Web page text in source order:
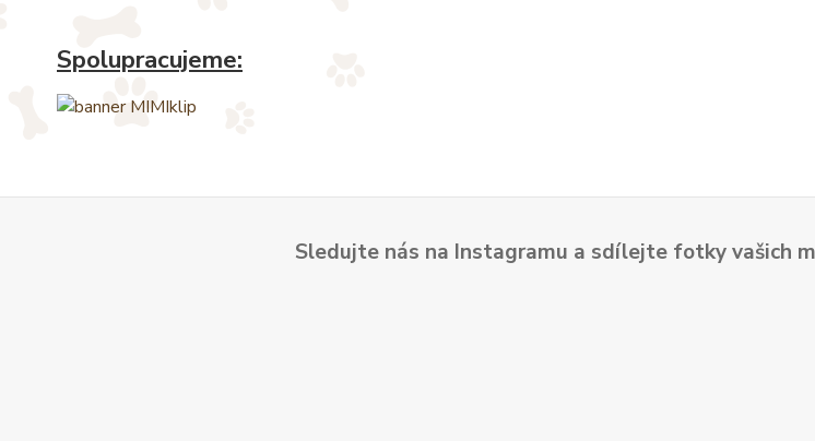
Spolupracujeme:
Sledujte nás na Instagramu a sdílejte fotky vašich